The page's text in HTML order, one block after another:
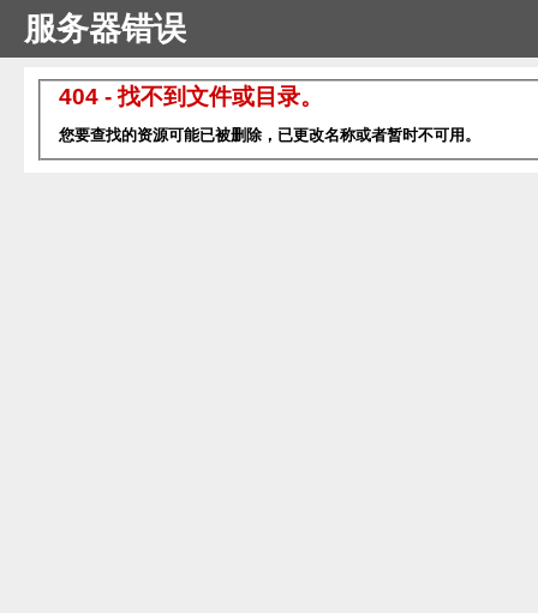
服务器错误
404 - 找不到文件或目录。
您要查找的资源可能已被删除，已更改名称或者暂时不可用。